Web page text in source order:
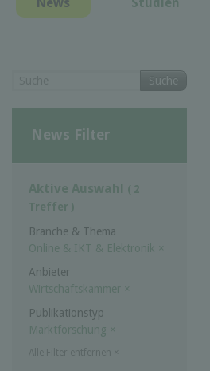
Suche
News Filter
Aktive Auswahl ( 2
Treffer )
Branche & Thema
Online & IKT & Elektronik ×
Anbieter
Wirtschaftskammer
×
Publikationstyp
Marktforschung ×